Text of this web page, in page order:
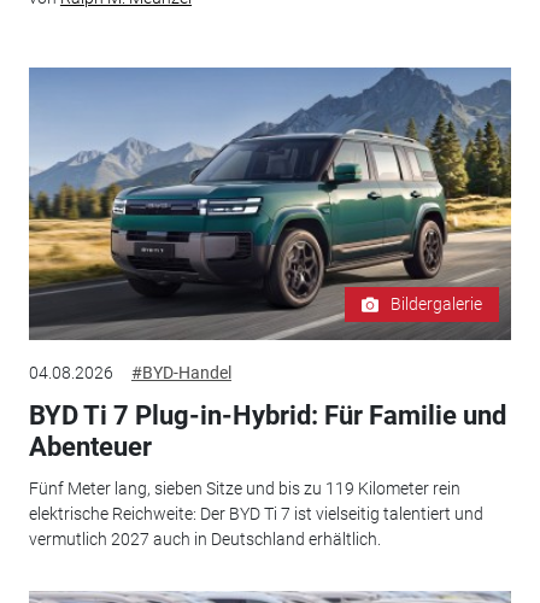
Bildergalerie
04.08.2026 #BYD-Handel
BYD Ti 7 Plug-in-Hybrid: Für Familie und
Abenteuer
Fünf Meter lang, sieben Sitze und bis zu 119 Kilometer rein
elektrische Reichweite: Der BYD Ti 7 ist vielseitig talentiert und
vermutlich 2027 auch in Deutschland erhältlich.